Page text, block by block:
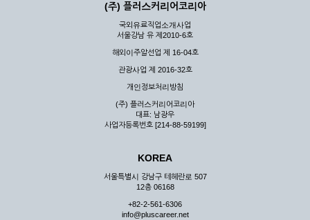
(주) 플러스커리어코리아
국외유료직업소개사업
서울강남 유 제2010-6호
해외이주알선업 제 16-04호
관광사업 제 2016-32호
개인정보처리방침
(주) 플러스커리어코리아
대표: 남광우
사업자등록번호 [214-88-59199]
KOREA
서울특별시 강남구 테헤란로 507
12층 06168
+82-2-561-6306
info@pluscareer.net